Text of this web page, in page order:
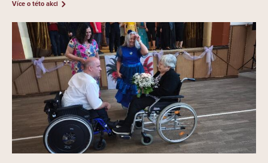
Více o této akci